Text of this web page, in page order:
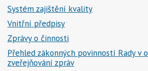
Systém zajištění kvality
Vnitřní předpisy
Zprávy o činnosti
Přehled zákonných povinností Rady v
zveřejňování zpráv